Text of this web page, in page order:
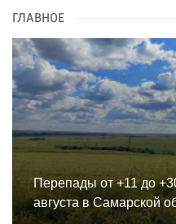
ГЛАВНОЕ
Перепады от +11 до
августа в Самарской